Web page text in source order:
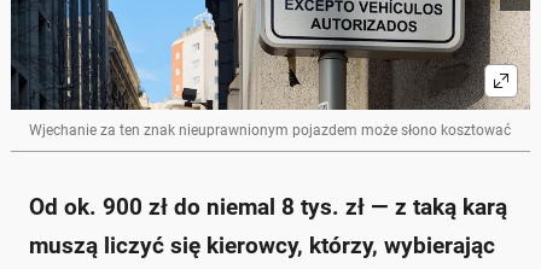
Wjechanie za ten znak nieuprawnionym pojazdem może słono kosztować
Od ok. 900 zł do niemal 8 tys. zł — z taką karą
muszą liczyć się kierowcy, którzy, wybierając